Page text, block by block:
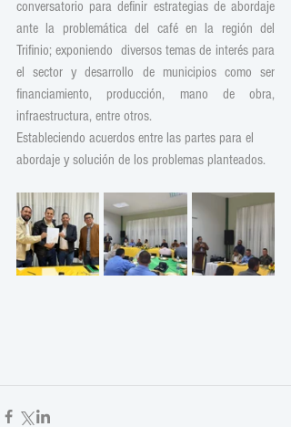
conversatorio para definir estrategias de abordaje
ante la problemática del café en la región del
Trifinio; exponiendo  diversos temas de interés para
el sector y desarrollo de municipios como ser
financiamiento, producción, mano de obra,
infraestructura, entre otros.
Estableciendo acuerdos entre las partes para el
abordaje y solución de los problemas planteados.